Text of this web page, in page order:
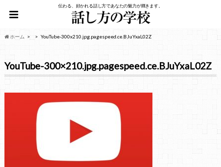
伝わる、好かれる話し方であなたの魅力が輝きます。
ホーム YouTube-300x210.jpg.pagespeed.ce.BJuYxaL02Z
YouTube-300×210.jpg.pagespeed.ce.BJuYxaL02Z